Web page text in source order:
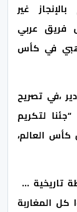
غير
فريق عربي
في كأس
،في تصريح
“جئنا لتكريم
كأس العالم،
تاريخية …
كل المغاربة